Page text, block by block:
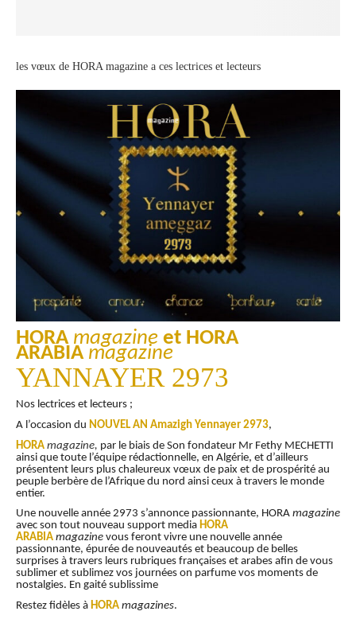
les vœux de HORA magazine a ces lectrices et lecteurs
HORA magazine et HORA
ARABIA magazine
YANNAYER 2973
Nos lectrices et lecteurs ;
A l’occasion du NOUVEL AN Amazigh Yennayer 2973,
HORA magazine, par le biais de Son fondateur Mr Fethy MECHETTI
ainsi que toute l’équipe rédactionnelle, en Algérie, et d’ailleurs
présentent leurs plus chaleureux vœux de paix et de prospérité au
peuple berbère de l’Afrique du nord ainsi ceux à travers le monde
entier.
Une nouvelle année 2973 s’annonce passionnante, HORA magazine
avec son tout nouveau support media HORA
ARABIA magazine vous feront vivre une nouvelle année
passionnante, épurée de nouveautés et beaucoup de belles
surprises à travers leurs rubriques françaises et arabes afin de vous
sublimer et sublimez vos journées on parfume vos moments de
nostalgies. En gaité sublissime
Restez fidèles à HORA magazines.